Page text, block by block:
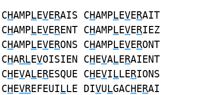
CHAMPLEVERAIS CHAMPLEVERAIT
CHAMPLEVERENT CHAMPLEVERIEZ
CHAMPLEVERONS CHAMPLEVERONT
CHARLEVOISIEN CHEVALERAIENT
CHEVALERESQUE CHEVILLERIONS
CHEVREFEUILLE DIVULGACHERAI